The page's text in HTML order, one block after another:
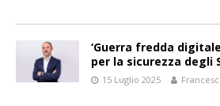
‘Guerra fredda
per la sicurezza degli
15 Luglio 2025